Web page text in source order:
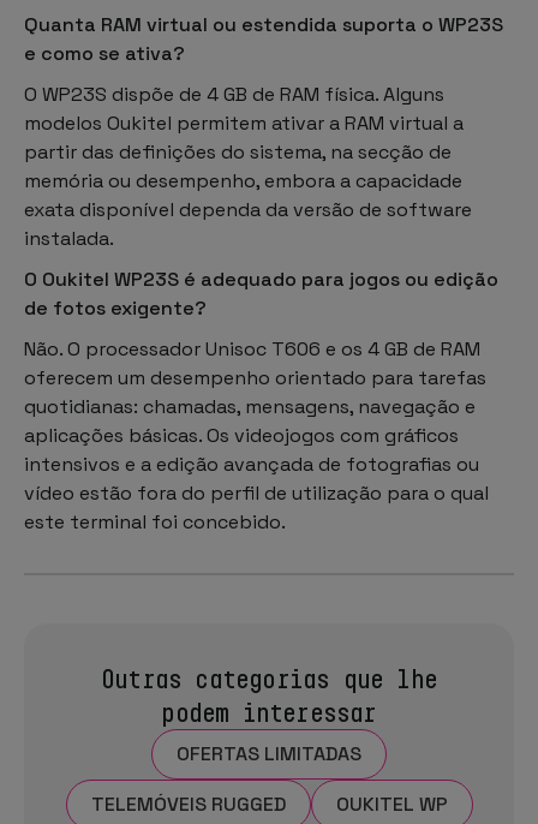
Quanta RAM virtual ou estendida suporta o WP23S
e como se ativa?
O WP23S dispõe de 4 GB de RAM física. Alguns
modelos Oukitel permitem ativar a RAM virtual a
partir das definições do sistema, na secção de
memória ou desempenho, embora a capacidade
exata disponível dependa da versão de software
instalada.
O Oukitel WP23S é adequado para jogos ou edição
de fotos exigente?
Não. O processador Unisoc T606 e os 4 GB de RAM
oferecem um desempenho orientado para tarefas
quotidianas: chamadas, mensagens, navegação e
aplicações básicas. Os videojogos com gráficos
intensivos e a edição avançada de fotografias ou
vídeo estão fora do perfil de utilização para o qual
este terminal foi concebido.
Outras categorias que lhe
podem interessar
OFERTAS LIMITADAS
TELEMÓVEIS RUGGED
OUKITEL WP